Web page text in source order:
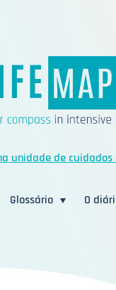
unidade de
Glossário O